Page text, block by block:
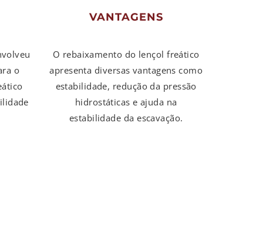
o
VANTAGENS
O rebaixamento do lençol freático
apresenta diversas vantagens como
estabilidade, redução da pressão
hidrostáticas e ajuda na
estabilidade da escavação.